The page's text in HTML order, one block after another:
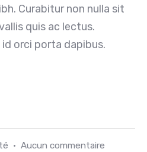
Curabitur non nulla sit
quis ac lectus.
orci porta dapibus.
• Aucun commentaire